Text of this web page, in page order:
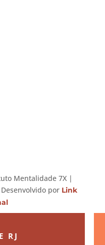
Mentalidade 7X |
por Link
RJ